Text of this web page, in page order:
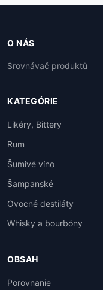
O NÁS
Srovnávač produktů
KATEGÓRIE
Likéry, Bittery
Rum
Šumivé víno
Šampanské
Ovocné destiláty
Whisky a bourbóny
OBSAH
Porovnanie